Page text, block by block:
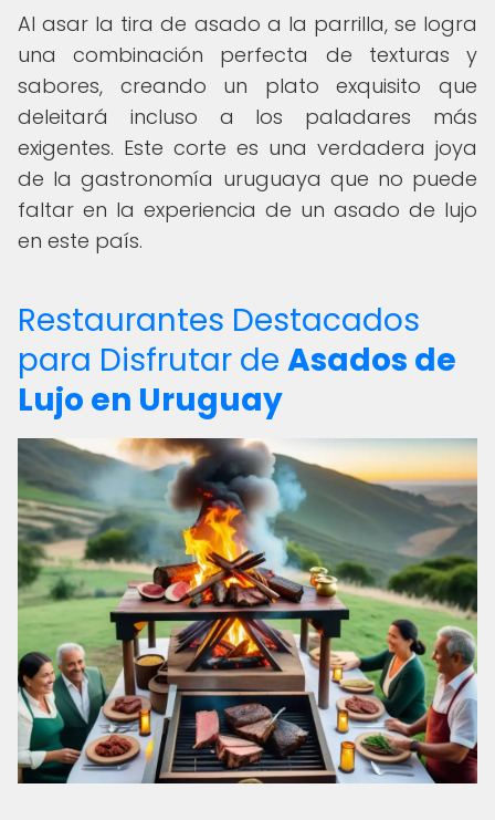
Al asar la tira de asado a la parrilla, se logra
una combinación perfecta de texturas y
sabores, creando un plato exquisito que
deleitará incluso a los paladares más
exigentes. Este corte es una verdadera joya
de la gastronomía uruguaya que no puede
faltar en la experiencia de un asado de lujo
en este país.
Restaurantes Destacados
para Disfrutar de Asados de
Lujo en Uruguay